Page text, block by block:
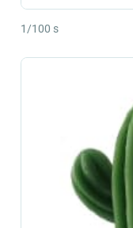
1/100 s